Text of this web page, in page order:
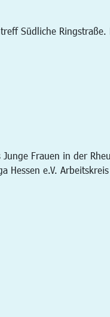
Südliche Ringstraße.
Frauen in der
e.V.